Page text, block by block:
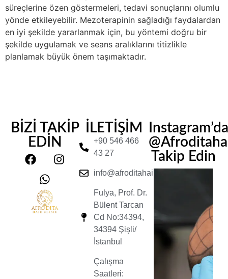
süreçlerine özen göstermeleri, tedavi sonuçlarını olumlu
yönde etkileyebilir. Mezoterapinin sağladığı faydalardan
en iyi şekilde yararlanmak için, bu yöntemi doğru bir
şekilde uygulamak ve seans aralıklarını titizlikle
planlamak büyük önem taşımaktadır.
BİZİ TAKİP
EDİN
İLETİŞİM
+90 546 466
43 27
info@afroditahairclinic.com
Fulya, Prof. Dr.
Bülent Tarcan
Cd No:34394,
34394 Şişli/
İstanbul
Çalışma
Saatleri:
Instagram’da
Takip Edin